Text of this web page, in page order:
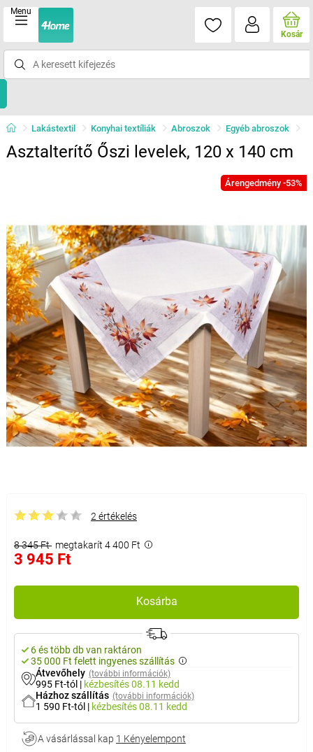
Menu
Kosár
Lakástextil Konyhai textíliák Abroszok Egyéb abroszok
Asztalterítő Őszi levelek, 120 x 140 cm
Árengedmény -53%
2 értékelés
8 345 Ft megtakarít 4 400 Ft
3 945 Ft
Kosárba
6 és több db van raktáron
35 000 Ft felett ingyenes szállítás
Átvevőhely (további információk)
995 Ft-tól | kézbesítés08.11 kedd
Házhoz szállítás (további információk)
1 590 Ft-tól | kézbesítés08.11 kedd
A vásárlással kap 1 Kényelempont